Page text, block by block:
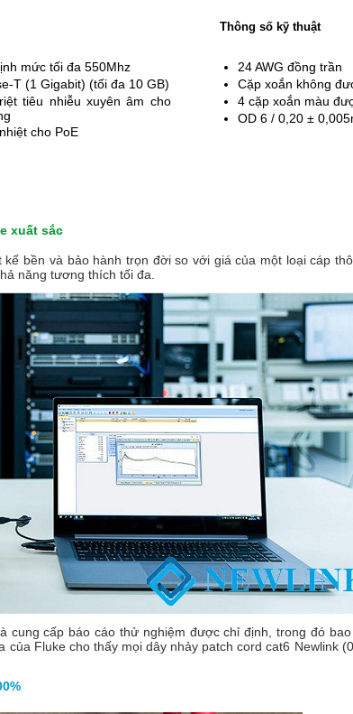
mức tối đa 550Mhz
T (1 Gigabit) (tối đa 10 GB)
tiêu nhiễu xuyên âm cho
cho PoE
Thông số kỹ thuật
24 AWG đồng trần
Cặp xoắn không
4 cặp xoắn màu
OD 6 / 0,20 ±
xuất sắc
bền và bảo hành trọn đời so với giá của một loại cáp
năng tương thích tối đa.
cấp báo cáo thử nghiệm được chỉ định, trong đó bao
của Fluke cho thấy mọi dây nhảy patch cord cat6 Newlink